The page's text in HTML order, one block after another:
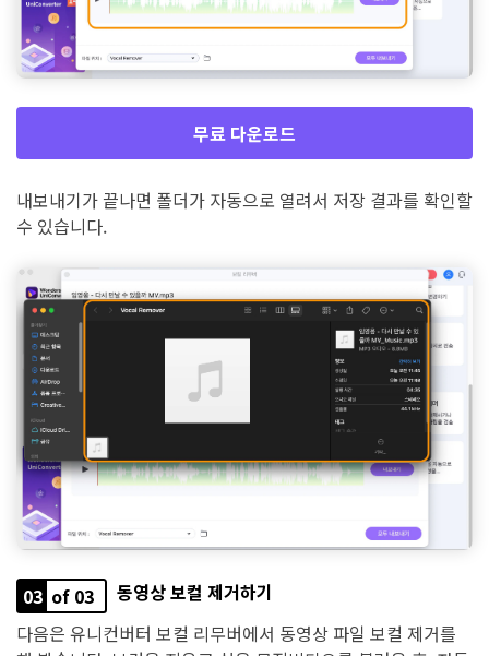
무료 다운로드
내보내기가 끝나면 폴더가 자동으로 열려서 저장 결과를 확인할
수 있습니다.
03 of 03
동영상 보컬 제거하기
다음은 유니컨버터 보컬 리무버에서 동영상 파일 보컬 제거를